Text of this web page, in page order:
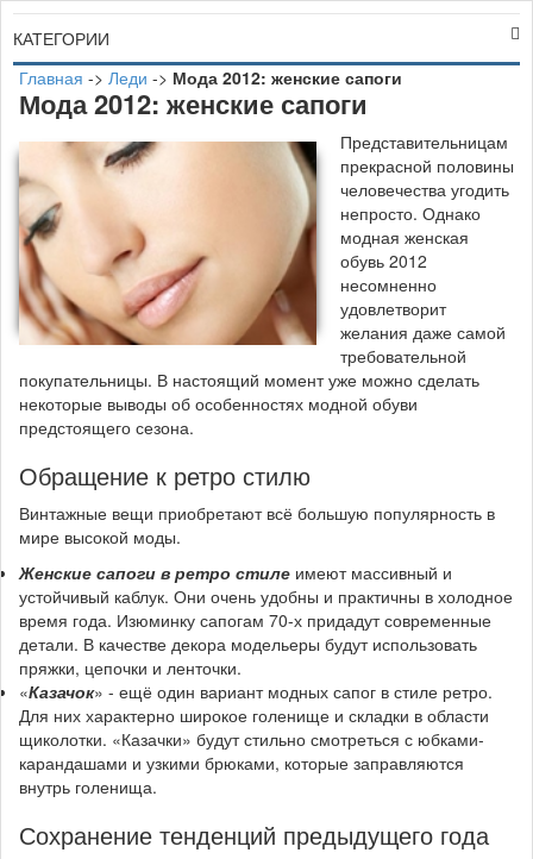
КАТЕГОРИИ
Главная -> Леди -> Мода 2012: женские сапоги
Мода 2012: женские сапоги
Представительницам
прекрасной половины
человечества угодить
непросто. Однако
модная женская
обувь 2012
несомненно
удовлетворит
желания даже самой
требовательной
покупательницы. В настоящий момент уже можно сделать
некоторые выводы об особенностях модной обуви
предстоящего сезона.
Обращение к ретро стилю
Винтажные вещи приобретают всё большую популярность в
мире высокой моды.
Женские сапоги в ретро стиле имеют массивный и
устойчивый каблук. Они очень удобны и практичны в холодное
время года. Изюминку сапогам 70-х придадут современные
детали. В качестве декора модельеры будут использовать
пряжки, цепочки и ленточки.
«Казачок» - ещё один вариант модных сапог в стиле ретро.
Для них характерно широкое голенище и складки в области
щиколотки. «Казачки» будут стильно смотреться с юбками-
карандашами и узкими брюками, которые заправляются
внутрь голенища.
Сохранение тенденций предыдущего года